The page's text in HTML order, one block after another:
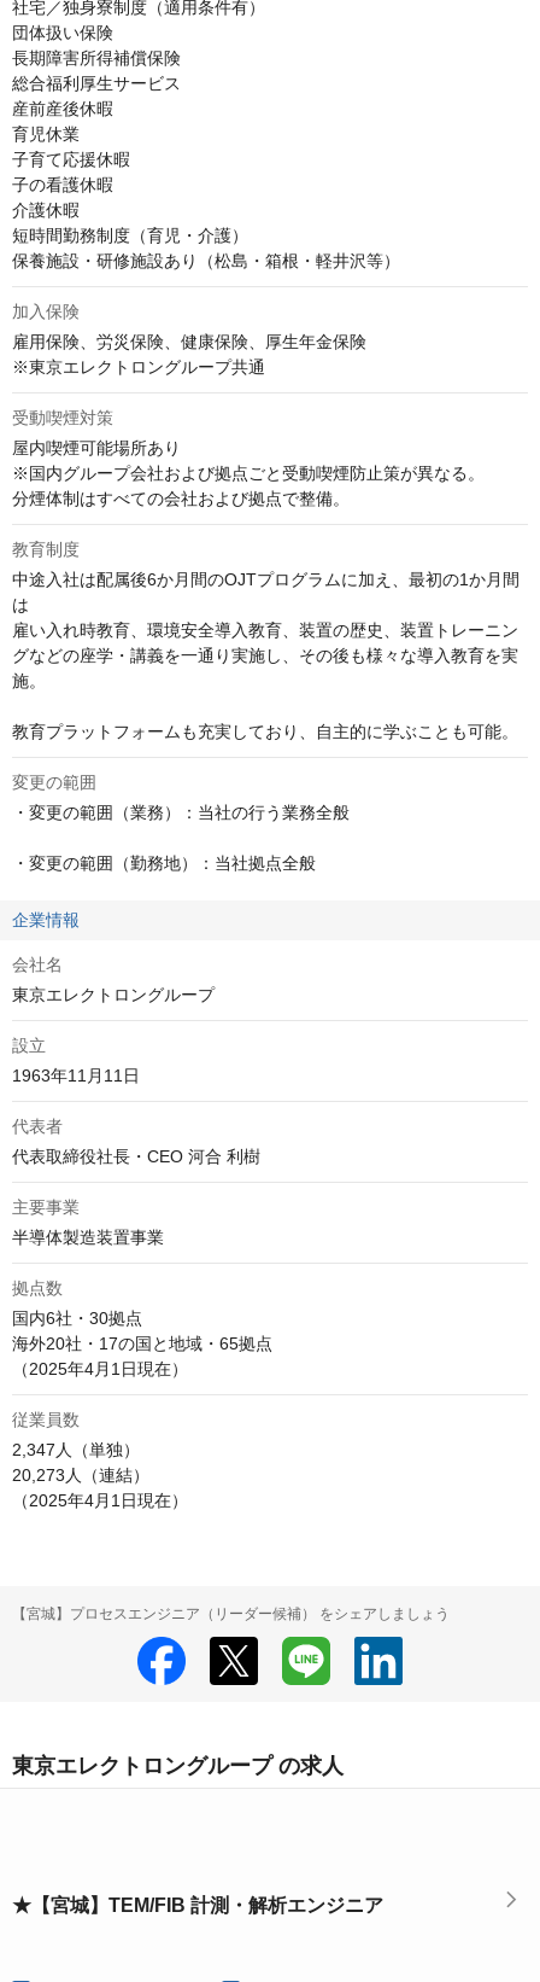
社宅／独身寮制度（適用条件有）
団体扱い保険
長期障害所得補償保険
総合福利厚生サービス
産前産後休暇
育児休業
子育て応援休暇
子の看護休暇
介護休暇
短時間勤務制度（育児・介護）
保養施設・研修施設あり（松島・箱根・軽井沢等）
加入保険
雇用保険、労災保険、健康保険、厚生年金保険
※東京エレクトロングループ共通
受動喫煙対策
屋内喫煙可能場所あり
※国内グループ会社および拠点ごと受動喫煙防止策が異なる。
分煙体制はすべての会社および拠点で整備。
教育制度
中途入社は配属後6か月間のOJTプログラムに加え、最初の1か月間
は
雇い入れ時教育、環境安全導入教育、装置の歴史、装置トレーニン
グなどの座学・講義を一通り実施し、その後も様々な導入教育を実
施。
教育プラットフォームも充実しており、自主的に学ぶことも可能。
変更の範囲
・変更の範囲（業務）：当社の行う業務全般
・変更の範囲（勤務地）：当社拠点全般
企業情報
会社名
東京エレクトロングループ
設立
1963年11月11日
代表者
代表取締役社長・CEO 河合 利樹
主要事業
半導体製造装置事業
拠点数
国内6社・30拠点
海外20社・17の国と地域・65拠点
（2025年4月1日現在）
従業員数
2,347人（単独）
20,273人（連結）
（2025年4月1日現在）
【宮城】プロセスエンジニア（リーダー候補） をシェアしましょう
東京エレクトロングループ の求人
★【宮城】TEM/FIB 計測・解析エンジニア